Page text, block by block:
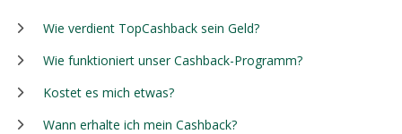
Wie verdient TopCashback sein Geld?
Wie funktioniert unser Cashback-Programm?
Kostet es mich etwas?
Wann erhalte ich mein Cashback?